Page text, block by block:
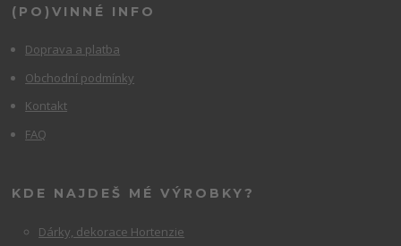
(PO)VINNÉ INFO
Doprava a platba
Obchodní podmínky
Kontakt
FAQ
KDE NAJDEŠ MÉ VÝROBKY?
Dárky, dekorace Hortenzie